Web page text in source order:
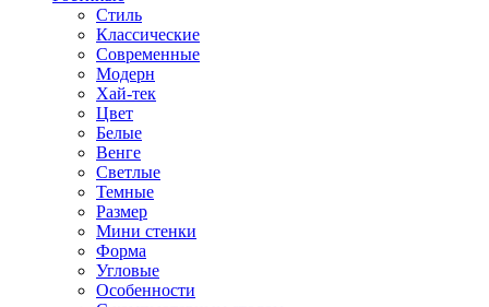
Стиль
Классические
Современные
Модерн
Хай-тек
Цвет
Белые
Венге
Светлые
Темные
Размер
Мини стенки
Форма
Угловые
Особенности